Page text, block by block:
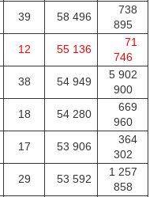
39 58 496
738
895
12 55 136
71
746
38 54 949
5 902
900
18 54 280
669
960
17 53 906
364
302
29 53 592
1 257
858